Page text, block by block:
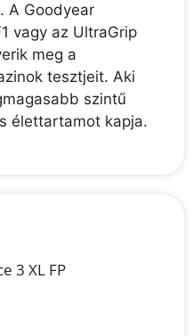
A Goodyear
vagy az UltraGrip
meg a
tesztjeit. Aki
szintű
élettartamot kapja.
3 XL FP